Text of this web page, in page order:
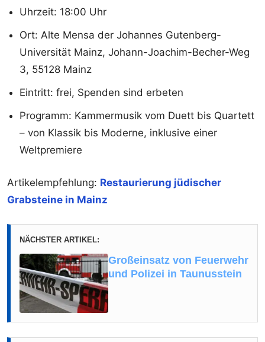
Uhrzeit: 18:00 Uhr
Ort: Alte Mensa der Johannes Gutenberg-
Universität Mainz, Johann-Joachim-Becher-Weg
3, 55128 Mainz
Eintritt: frei, Spenden sind erbeten
Programm: Kammermusik vom Duett bis Quartett
– von Klassik bis Moderne, inklusive einer
Weltpremiere
Artikelempfehlung: Restaurierung jüdischer
Grabsteine in Mainz
NÄCHSTER ARTIKEL:
Großeinsatz von Feuerwehr
und Polizei in Taunusstein